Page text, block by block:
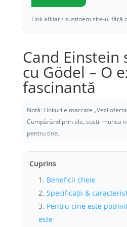
Link afiliat • susținem site-ul fără
Cand Einstein
cu Gödel – O
fascinantă
Notă: Linkurile marcate „Vezi
Cumpărând prin ele, susții munca
pentru tine.
Cuprins
Beneficii cheie
Specificații &
Pentru cine este
este